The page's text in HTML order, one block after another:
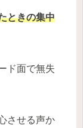
ときの集中
ド面で無失
させる声か